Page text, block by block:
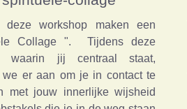
deze workshop maken een
Collage ". Tijdens deze
waarin jij centraal staat,
we er aan om je in contact te
met jouw innerlijke wijsheid